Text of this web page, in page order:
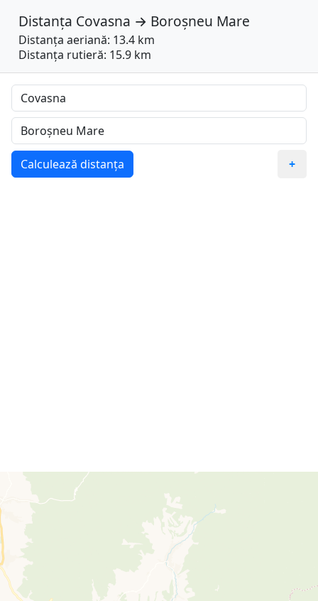
Distanța Covasna → Boroșneu Mare
Distanța aeriană: 13.4 km
Distanța rutieră: 15.9 km
Calculează distanța +